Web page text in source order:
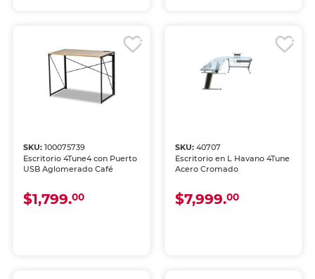
SKU:100075739
Escritorio 4Tune4 con Puerto
USB Aglomerado Café
$1,799.00
SKU: 40707
Escritorio en L Havano 4Tune
Acero Cromado
$7,999.00